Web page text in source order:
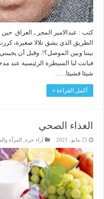
كتب : عبدالامير المجر ـ العراق
الطريق الذي يشق تلالا صغيرة،
بيننا وبين الموصل؟!. وقبل أن
فبانت لنا السيطرة الرئيسية عند
شيئا فشيئا.. …
أكمل القراءة »
الغذاء الصحي
25 مايو، 2021 آراء حرة المرأة